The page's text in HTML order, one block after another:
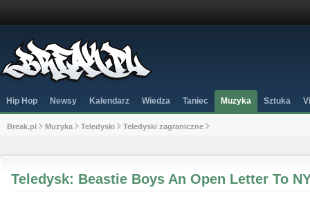
Hip Hop Newsy Kalendarz Wiedza Taniec Muzyka Sztuka
Break.pl Muzyka Teledyski Teledyski zagraniczne
Teledysk: Beastie Boys An Open Letter To